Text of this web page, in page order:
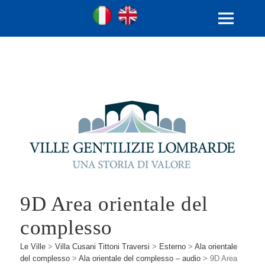
Ville Gentilizie Lombarde
Ita
MENU
9D Area orientale del
complesso
Le Ville >Villa Cusani Tittoni Traversi > Esterno >Ala orientale
del complesso >Ala orientale del complesso – audio >9D Area